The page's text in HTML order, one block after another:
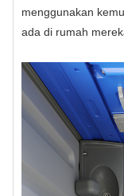
menggunakan
ada di rumah